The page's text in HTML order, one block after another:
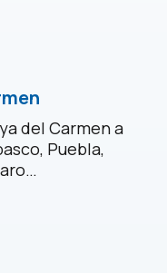
del Carmen a
Puebla,